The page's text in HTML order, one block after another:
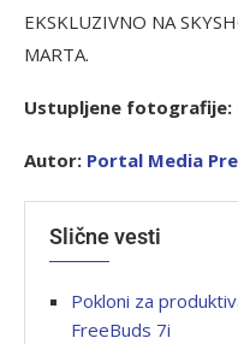
EKSKLUZIVNO NA
MARTA.
Ustupljene
Autor: Portal Media
Slične vesti
Pokloni za
FreeBuds 7i